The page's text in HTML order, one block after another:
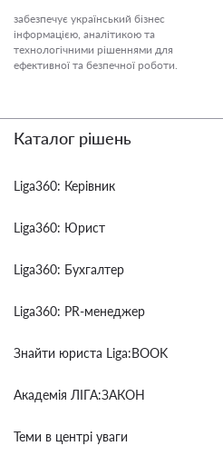
забезпечує український бізнес
інформацією, аналітикою та
технологічними рішеннями для
ефективної та безпечної роботи.
Каталог рішень
Liga360: Керівник
Liga360: Юрист
Liga360: Бухгалтер
Liga360: PR-менеджер
Знайти юриста Liga:BOOK
Академія ЛІГА:ЗАКОН
Теми в центрі уваги